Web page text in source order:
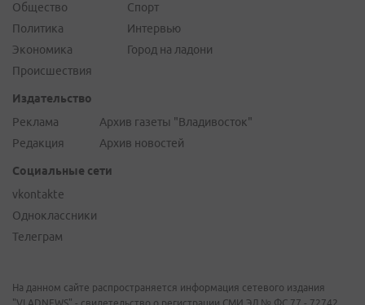
Общество
Политика
Экономика
Происшествия
Спорт
Интервью
Город на ладони
Издательство
Реклама
Редакция
Архив газеты "Владивосток"
Архив новостей
Социальные сети
vkontakte
Одноклассники
Телеграм
На данном сайте распространяется информация сетевого издания